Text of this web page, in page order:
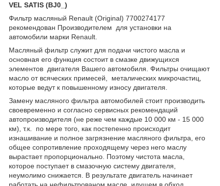
VEL SATIS (BJ0_)
Фильтр масляный Renault (Original) 7700274177
рекомендован Производителем для установки на
автомобили марки Renault.
Масляный фильтр служит для подачи чистого масла и
основная его функция состоит в смазке движущихся
элементов двигателя Вашего автомобиля. Фильтры очищают
масло от всяческих примесей, металических микрочастиц,
которые ведут к повышенному износу двигателя.
Замену масляного фильтра автомобилей стоит производить
своевременно и согласно сервисных рекомендаций
автопроизводителя (не реже чем каждые 10 000 км - 15 000
км), т.к. по мере того, как постепенно происходит
изнашивание и полное загрязнение масляного фильтра, его
общее сопротивление проходящему через него маслу
вырастает пропорционально. Поэтому чистота масла,
которое поступает в смазочную систему двигателя,
неумолимо снижается. В результате двигатель начинает
работать на нефильтрованом масле, идущем в обход